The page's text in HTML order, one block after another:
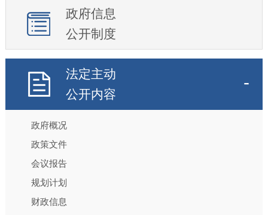
政府信息
公开制度
法定主动
公开内容
政府概况
政策文件
会议报告
规划计划
财政信息